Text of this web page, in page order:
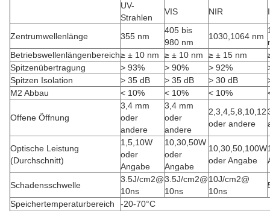
UV-
Strahlen
VIS NIR
Zentrumwellenlänge 355 nm
405 bis
980 nm
1030,1064 nm
Betriebswellenlängenbereich≥ ± 10 nm ≥ ± 10 nm ≥ ± 15 nm
Spitzenübertragung
> 93% > 90% > 92%
Spitzen Isolation
> 35 dB > 35 dB > 30 dB
M2 Abbau
< 10% < 10% < 10%
Offene Öffnung
3,4 mm
oder
andere
3,4 mm
oder
andere
2,3,4,5,8,10,12
oder andere
Optische Leistung
(Durchschnitt)
1,5,10W
oder
Angabe
10,30,50W
oder
Angabe
10,30,50,100W
oder Angabe
Schadensschwelle
3.5J/cm2@
10ns
3.5J/cm2@
10ns
10J/cm2@
10ns
Speichertemperaturbereich
-20-70°C